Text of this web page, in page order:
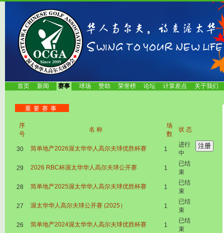
首页 新闻 赛事 球场 赞助 荣誉榜 论坛 计算差点 关于我们
重要赛事
序
号
名称
场
数
状态
30 简单地产2026渥太华华人高尔夫球优胜杯赛 1
进行
中
29 2026 RBC杯渥太华华人高尔夫球公开赛 1
已结
束
28 简单地产2025渥太华华人高尔夫球优胜杯赛 1
已结
束
27 渥太华华人高尔夫球公开赛 (2025） 1
已结
束
26 简单地产2024渥太华华人高尔夫球优胜杯赛 1
已结
束